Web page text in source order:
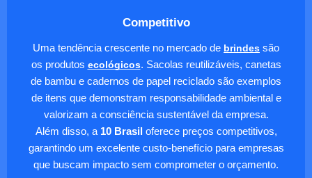
Competitivo
Uma tendência crescente no mercado de brindes são
os produtos ecológicos. Sacolas reutilizáveis, canetas
de bambu e cadernos de papel reciclado são exemplos
de itens que demonstram responsabilidade ambiental e
valorizam a consciência sustentável da empresa.
Além disso, a 10 Brasiloferece preços competitivos,
garantindo um excelente custo-benefício para empresas
que buscam impacto sem comprometer o orçamento.